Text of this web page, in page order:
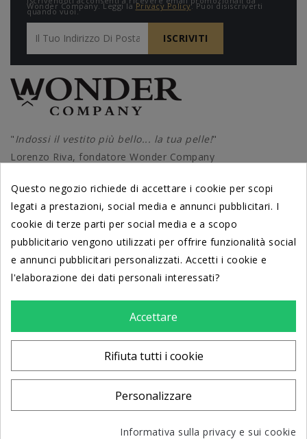
Wonder Company. Leggi laPrivacy Policy. Puoi disiscriverti
quando vuoi.
"Indossi il vestito più bello... la tua pelle!"
Lorenzo Riva, fondatore Wonder Company
PRODOTTI
DERMATOLOGICAMENTE TESTATI
dal Centro di Cosmetologia
Università di Ferrara
LA NOSTRA AZIENDA
Questo negozio richiede di accettare i cookie per scopi
legati a prestazioni, social media e annunci pubblicitari. I
cookie di terze parti per social media e a scopo
pubblicitario vengono utilizzati per offrire funzionalità social
e annunci pubblicitari personalizzati. Accetti i cookie e
l'elaborazione dei dati personali interessati?
Accettare
Rifiuta tutti i cookie
Personalizzare
Informativa sulla privacy e sui cookie